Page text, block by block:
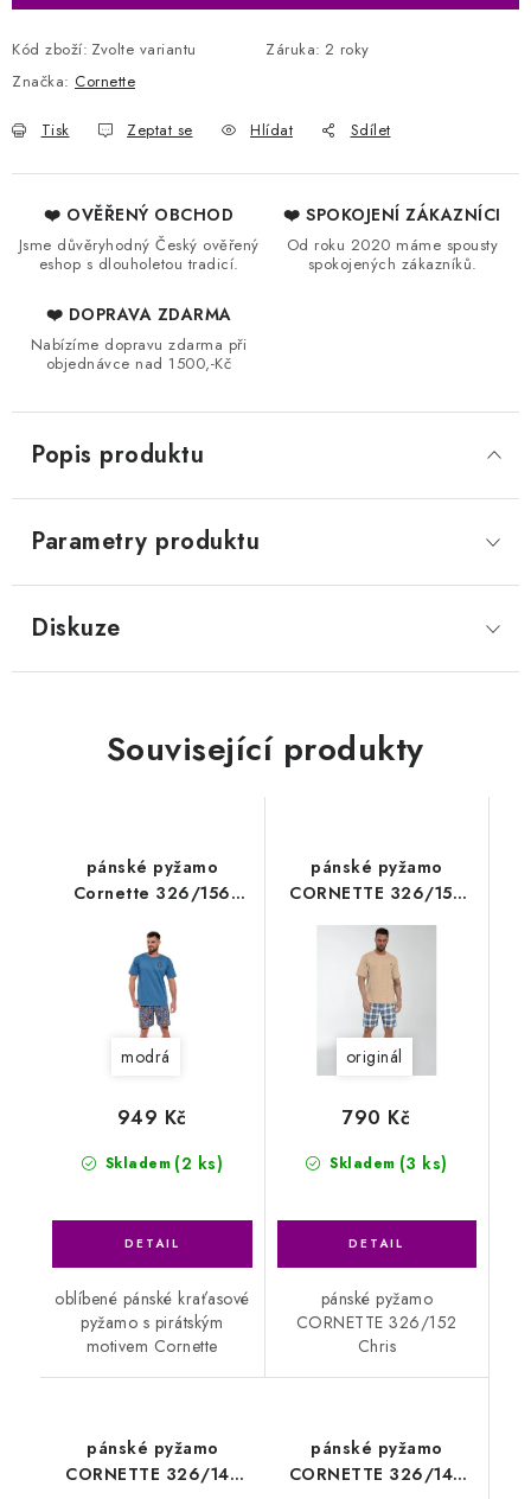
Kód zboží: Zvolte variantu Záruka: 2 roky
Značka: Cornette
Tisk Zeptat se Hlídat Sdílet
❤️ OVĚŘENÝ OBCHOD
Jsme důvěryhodný Český ověřený
eshop s dlouholetou tradicí.
❤️ SPOKOJENÍ ZÁKAZNÍCI
Od roku 2020 máme spousty
spokojených zákazníků.
❤️ DOPRAVA ZDARMA
Nabízíme dopravu zdarma při
objednávce nad 1500,-Kč
Popis produktu
Parametry produktu
Diskuze
Související produkty
pánské pyžamo
Cornette 326/156
modrá
Skladem (2 ks)
949 Kč
oblíbené pánské kraťasové
pyžamo s pirátským
motivem Cornette
pánské pyžamo
CORNETTE 326/152
Chris
originál
Skladem (3 ks)
790 Kč
pánské pyžamo
CORNETTE 326/152
Chris
pánské pyžamo
CORNETTE 326/145
pánské pyžamo
CORNETTE 326/143